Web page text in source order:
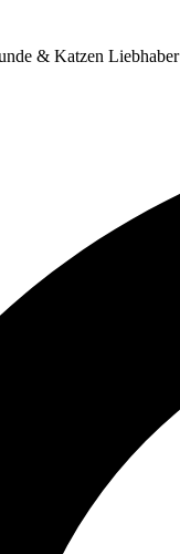
& Katzen Liebhaber